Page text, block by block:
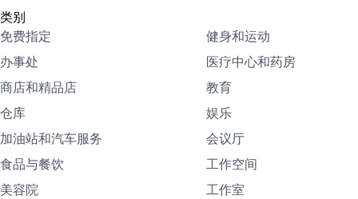
类别
免费指定
办事处
商店和精品店
仓库
加油站和汽车服务
食品与餐饮
美容院
健身和运动
医疗中心和药房
教育
娱乐
会议厅
工作空间
工作室